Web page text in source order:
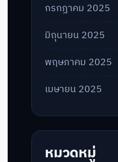
กรกฎาคม 2025
มิถุนายน 2025
พฤษภาคม 2025
เมษายน 2025
หมวดหมู่